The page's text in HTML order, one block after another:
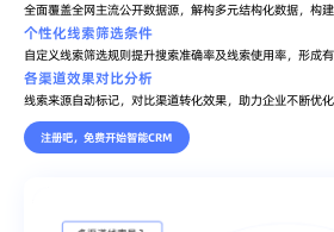
全面覆盖全网主流公开数据源，解构多元结构化数据，构
个性化线索筛选条件
自定义线索筛选规则提升搜索准确率及线索使用率，形成
各渠道效果对比分析
线索来源自动标记，对比渠道转化效果，助力企业不断优
注册吧，免费开始智能CRM